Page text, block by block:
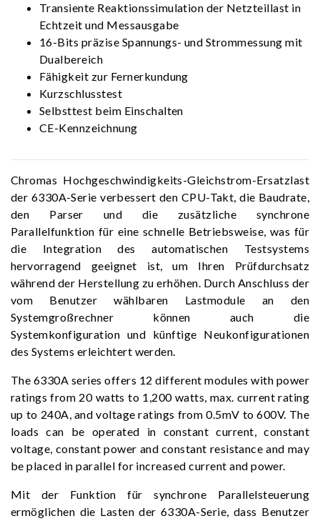
Transiente Reaktionssimulation der Netzteillast in
Echtzeit und Messausgabe
16-Bits präzise Spannungs- und Strommessung mit
Dualbereich
Fähigkeit zur Fernerkundung
Kurzschlusstest
Selbsttest beim Einschalten
CE-Kennzeichnung
Chromas Hochgeschwindigkeits-Gleichstrom-Ersatzlast
der 6330A-Serie verbessert den CPU-Takt, die Baudrate,
den Parser und die zusätzliche synchrone
Parallelfunktion für eine schnelle Betriebsweise, was für
die Integration des automatischen Testsystems
hervorragend geeignet ist, um Ihren Prüfdurchsatz
während der Herstellung zu erhöhen. Durch Anschluss der
vom Benutzer wählbaren Lastmodule an den
Systemgroßrechner können auch die
Systemkonfiguration und künftige Neukonfigurationen
des Systems erleichtert werden.
The 6330A series offers 12 different modules with power
ratings from 20 watts to 1,200 watts, max. current rating
up to 240A, and voltage ratings from 0.5mV to 600V. The
loads can be operated in constant current, constant
voltage, constant power and constant resistance and may
be placed in parallel for increased current and power.
Mit der Funktion für synchrone Parallelsteuerung
ermöglichen die Lasten der 6330A-Serie, dass Benutzer